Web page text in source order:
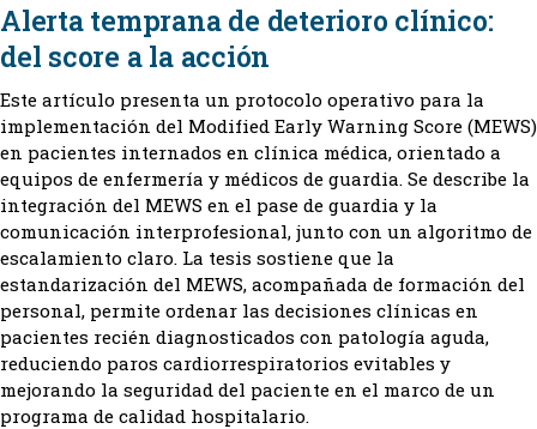
Alerta temprana de deterioro clínico:
del score a la acción
Este artículo presenta un protocolo operativo para la
implementación del Modified Early Warning Score (MEWS)
en pacientes internados en clínica médica, orientado a
equipos de enfermería y médicos de guardia. Se describe la
integración del MEWS en el pase de guardia y la
comunicación interprofesional, junto con un algoritmo de
escalamiento claro. La tesis sostiene que la
estandarización del MEWS, acompañada de formación del
personal, permite ordenar las decisiones clínicas en
pacientes recién diagnosticados con patología aguda,
reduciendo paros cardiorrespiratorios evitables y
mejorando la seguridad del paciente en el marco de un
programa de calidad hospitalario.